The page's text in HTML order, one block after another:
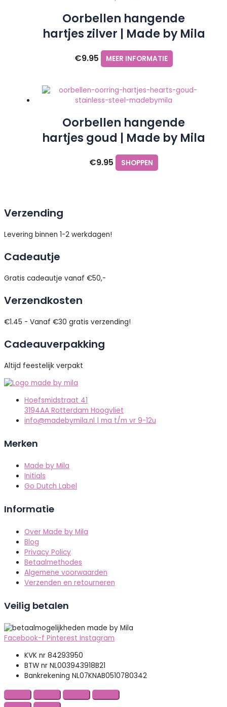
Oorbellen hangende
hartjes zilver | Made by Mila
€9.95 MEER INFORMATIE
Oorbellen hangende
hartjes goud | Made by Mila
€9.95 SHOPPEN
Verzending
Levering binnen 1-2 werkdagen!
Cadeautje
Gratis cadeautje vanaf €50,-
Verzendkosten
€1.45 - Vanaf €30 gratis verzending!
Cadeauverpakking
Altijd feestelijk verpakt
Hoefsmidstraat 41
3194AA Rotterdam Hoogvliet
info@madebymila.nl | ma t/m vr 9-12u
Merken
Made by Mila
Initials
Go Dutch Label
Informatie
Over Made by Mila
Blog
Privacy Policy
Betaalmethodes
Algemene voorwaarden
Verzenden en retourneren
Veilig betalen
Facebook-f Pinterest Instagram
KVK nr 84293950
BTW nr NL003943918B21
Bankrekening NL07KNAB0510780342